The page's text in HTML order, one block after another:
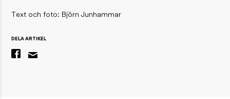
Text och foto: Björn Junhammar
DELA ARTIKEL